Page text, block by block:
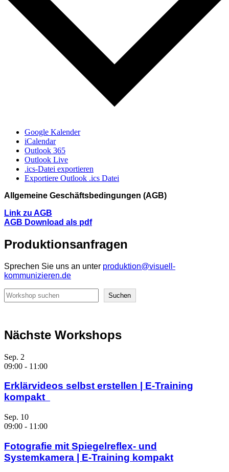
Google Kalender
iCalendar
Outlook 365
Outlook Live
.ics-Datei exportieren
Exportiere Outlook .ics Datei
Allgemeine Geschäftsbedingungen (AGB)
Link zu AGB
AGB Download als pdf
Produktionsanfragen
Sprechen Sie uns an unter produktion@visuell-
kommunizieren.de
Suchen
Suchen
Nächste Workshops
Sep. 2
09:00 - 11:00
Erklärvideos selbst erstellen | E-Training
kompakt
Sep. 10
09:00 - 11:00
Fotografie mit Spiegelreflex- und
Systemkamera | E-Training kompakt